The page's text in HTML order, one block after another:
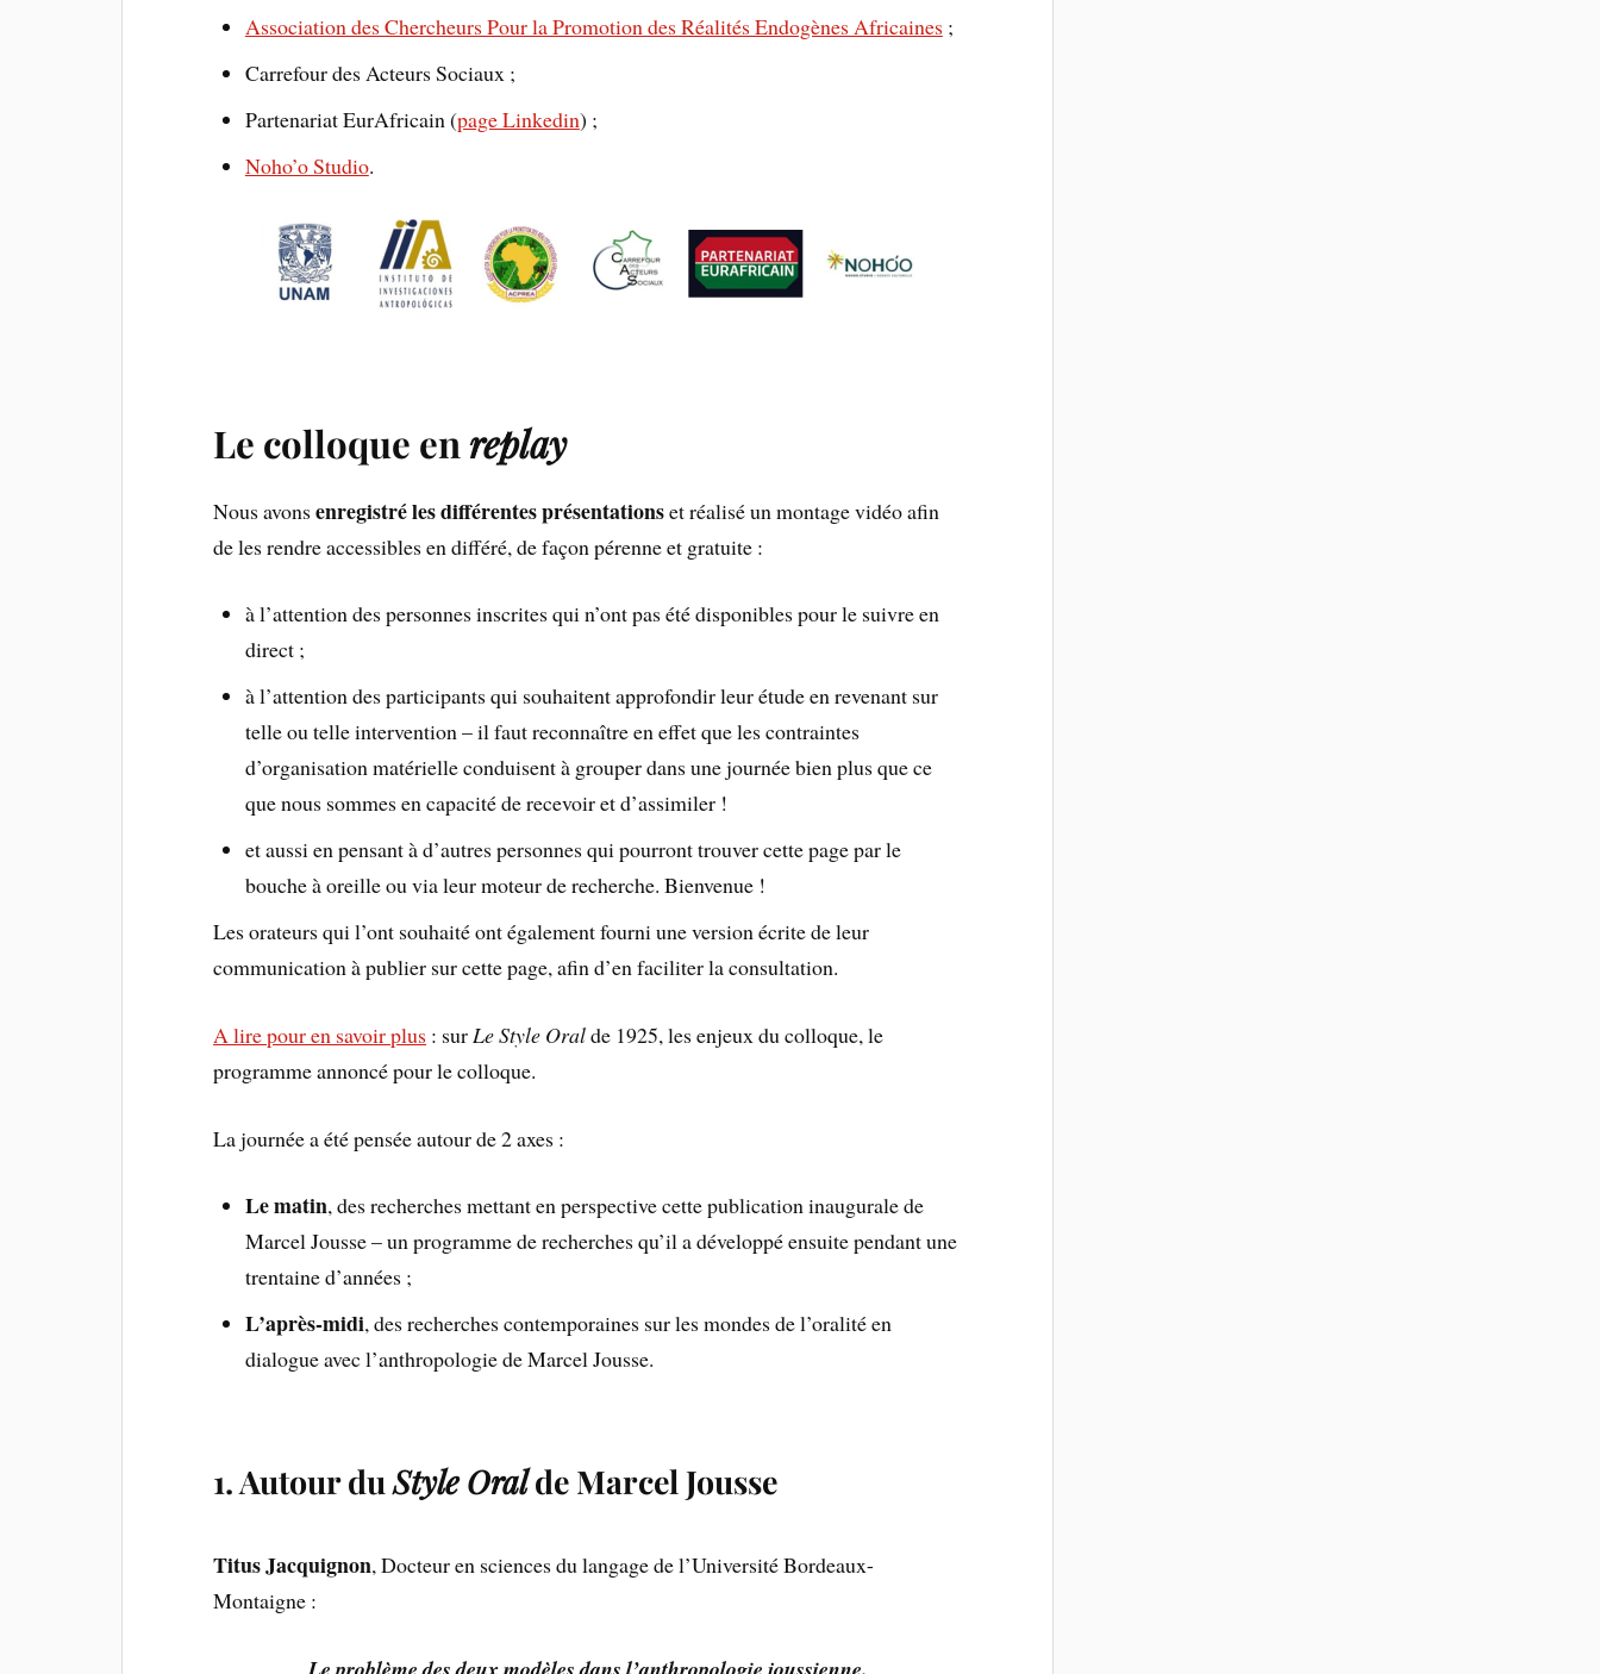
Association des Chercheurs Pour la Promotion des Réalités Endogènes Africaines ;
Carrefour des Acteurs Sociaux ;
Partenariat EurAfricain (page Linkedin) ;
Noho’o Studio.
Le colloque enreplay
Nous avonsenregistré les différentes présentationset réalisé un montage vidéo afin
de les rendre accessibles en différé, de façon pérenne et gratuite :
à l’attention des personnes inscrites qui n’ont pas été disponibles pour le suivre en
direct ;
à l’attention des participants qui souhaitent approfondir leur étude en revenant sur
telle ou telle intervention – il faut reconnaître en effet que les contraintes
d’organisation matérielle conduisent à grouper dans une journée bien plus que ce
que nous sommes en capacité de recevoir et d’assimiler !
et aussi en pensant à d’autres personnes qui pourront trouver cette page par le
bouche à oreille ou via leur moteur de recherche. Bienvenue !
Les orateurs qui l’ont souhaité ont également fourni une version écrite de leur
communication à publier sur cette page, afin d’en faciliter la consultation.
A lire pour en savoir plus : surLe Style Oralde 1925, les enjeux du colloque, le
programme annoncé pour le colloque.
La journée a été pensée autour de 2 axes :
Le matin, des recherches mettant en perspective cette publication inaugurale de
Marcel Jousse – un programme de recherches qu’il a développé ensuite pendant une
trentaine d’années ;
L’après-midi, des recherches contemporaines sur les mondes de l’oralité en
dialogue avec l’anthropologie de Marcel Jousse.
1.Autour duStyle Oralde Marcel Jousse
Titus Jacquignon, Docteur en sciences du langage de l’Université Bordeaux-
Montaigne :